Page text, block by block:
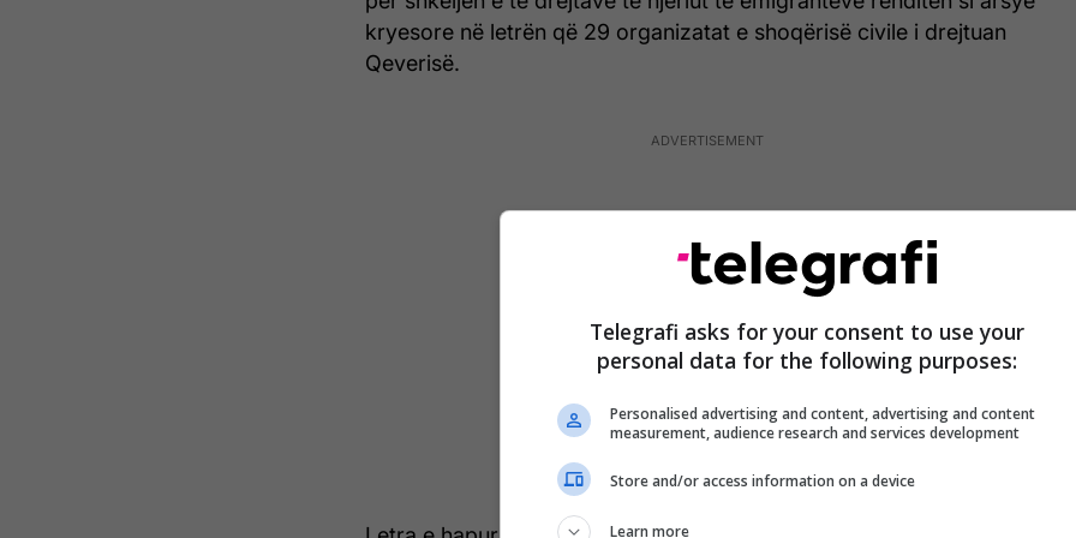
kryesore në letrën që 29 organizatat e shoqërisë civile i drejtuan
Qeverisë.
Telegrafi asks for your consent to use your
personal data for the following purposes:
Personalised advertising and content, advertising and content
measurement, audience research and services development
Store and/or access information on a device
Learn more